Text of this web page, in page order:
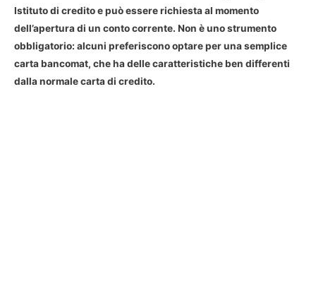
Istituto di credito e può essere richiesta al momento
dell’apertura di un conto corrente. Non è uno strumento
obbligatorio: alcuni preferiscono optare per una semplice
carta bancomat, che ha delle caratteristiche ben differenti
dalla normale carta di credito.